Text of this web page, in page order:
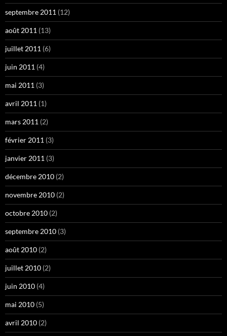
septembre 2011 (12)
août 2011 (13)
juillet 2011 (6)
juin 2011 (4)
mai 2011 (3)
avril 2011 (1)
mars 2011 (2)
février 2011 (3)
janvier 2011 (3)
décembre 2010 (2)
novembre 2010 (2)
octobre 2010 (2)
septembre 2010 (3)
août 2010 (2)
juillet 2010 (2)
juin 2010 (4)
mai 2010 (5)
avril 2010 (2)